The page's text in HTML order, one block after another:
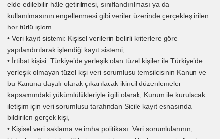
elde edilebilir hâle getirilmesi, sınıflandırılması ya da
kullanılmasının engellenmesi gibi veriler üzerinde gerçekleştirilen
her türlü işlem
• Veri kayıt sistemi: Kişisel verilerin belirli kriterlere göre
yapılandırılarak işlendiği kayıt sistemi,
• İrtibat kişisi: Türkiye’de yerleşik olan tüzel kişiler ile Türkiye’de
yerleşik olmayan tüzel kişi veri sorumlusu temsilcisinin Kanun ve
bu Kanuna dayalı olarak çıkarılacak ikincil düzenlemeler
kapsamındaki yükümlülükleriyle ilgili olarak, Kurum ile kurulacak
iletişim için veri sorumlusu tarafından Sicile kayıt esnasında
bildirilen gerçek kişi,
• Kişisel veri saklama ve imha politikası: Veri sorumlularının,